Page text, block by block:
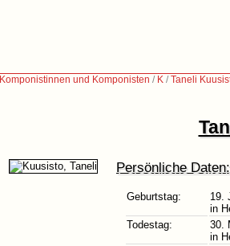
Komponistinnen und Komponisten / K /Taneli
Persönliche Daten:
Geburtstag:
19.
in
Todestag:
30.
in